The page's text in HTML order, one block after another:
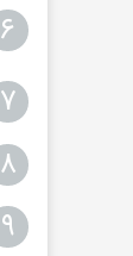
۶
۷
۸
۹